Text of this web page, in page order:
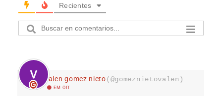
Recientes
valen gomez nieto(@gomeznietovalen)
EM Off